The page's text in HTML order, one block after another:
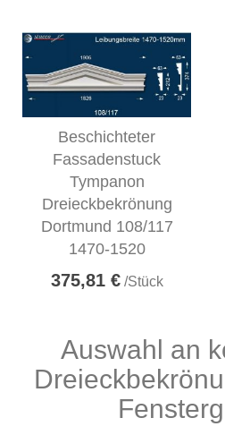
Beschichteter
Fassadenstuck
Tympanon
Dreieckbekrönung
Dortmund 108/117
1470-1520
375,81 €/Stück
Auswahl an